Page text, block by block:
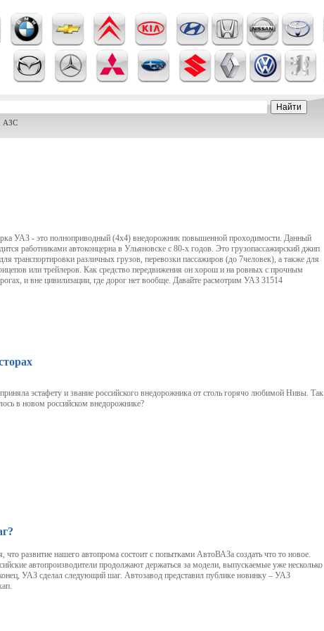
АЗС
УАЗ - это полноприводный (4х4) внедорожник повышенной проходимости. Данный
работниками автоконцерна в Ульяновске с 80-х годов. Это грузопассажирский джип
транспортировки различных грузов, перевозки пассажиров (до 7человек), а также для
или трейлеров. Как средство передвижения он хорош и на ровных с прочным
и вне цивилизации, где дорог нет вообще. Давайте расмотрим УАЗ 31514
эстафету и звание российского внедорожника от столь горячо любимой Нивы. Так
в новом российском внедорожнике?
что развитие нашего автопрома состоит с попытками АвтоВАЗа создать что то новое.
автопроизводители продолжают держаться за модели, выпускаемые уже несколько
УАЗ сделал следующий шаг. Автозавод представил публике новинку – УАЗ